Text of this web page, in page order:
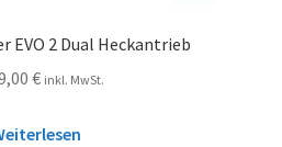
EVO 2 Dual Heckantrieb
€ inkl. MwSt.